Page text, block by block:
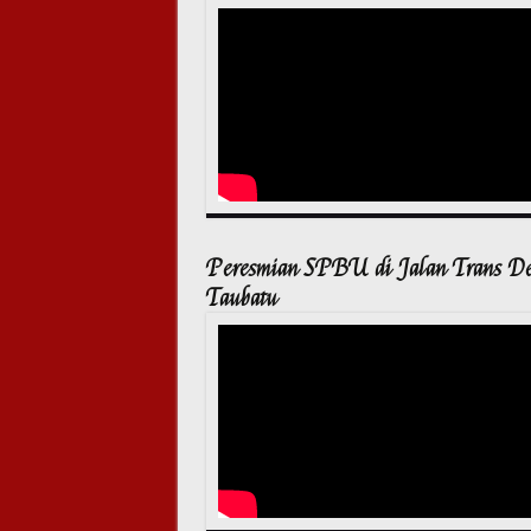
Peresmian SPBU di Jalan Trans
Taubatu